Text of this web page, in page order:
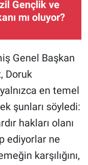
Gençlik ve
mı oluyor?
Genel Başkan
Doruk
en temel
şunları söyledi:
hakları olanı
ediyorlar ne
karşılığını,